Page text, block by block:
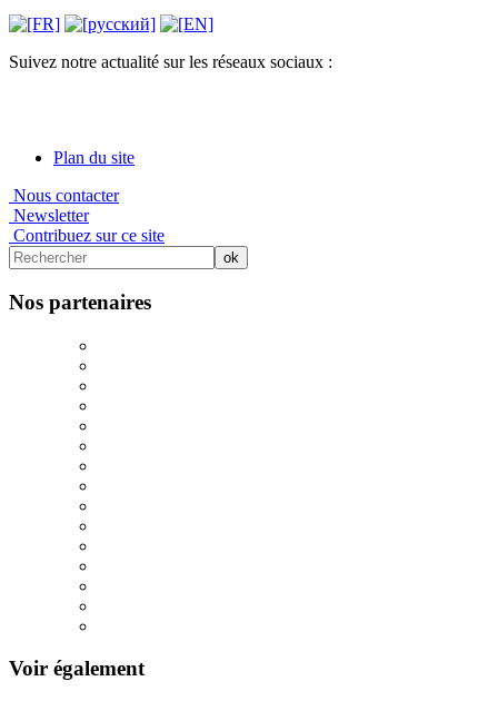
Suivez notre actualité sur les réseaux sociaux :
Plan du site
Nous contacter
Newsletter
Contribuez sur ce site
Nos partenaires
Voir également